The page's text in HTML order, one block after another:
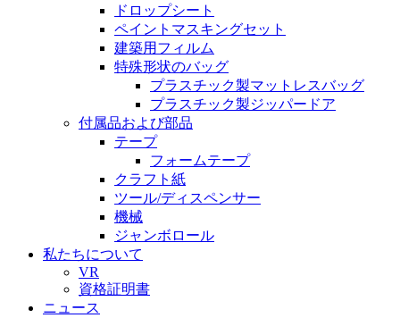
ドロップシート
ペイントマスキングセット
建築用フィルム
特殊形状のバッグ
プラスチック製マットレスバッグ
プラスチック製ジッパードア
付属品および部品
テープ
フォームテープ
クラフト紙
ツール/ディスペンサー
機械
ジャンボロール
私たちについて
VR
資格証明書
ニュース